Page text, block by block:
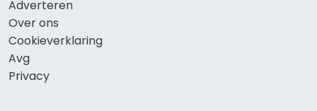
Adverteren
Over ons
Cookieverklaring
Avg
Privacy